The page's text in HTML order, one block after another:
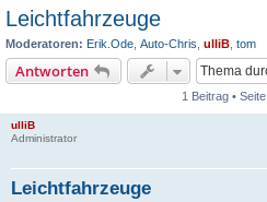
Leichtfahrzeuge
Moderatoren: Erik.Ode Auto-Chris ulliB tom
Antworten
1 Beitrag • Seite
ulliB
Administrator
Leichtfahrzeuge